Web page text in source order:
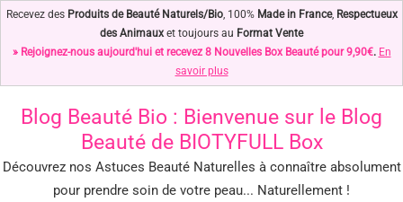
Recevez des Produits de Beauté Naturels/Bio, 100% Made in France, Respectueux
des Animauxet toujours au Format Vente
» Rejoignez-nous aujourd'hui et recevez 8 Nouvelles Box Beauté pour 9,90€. En
savoir plus
Blog Beauté Bio : Bienvenue sur le Blog
Beauté de BIOTYFULL Box
Découvrez nos Astuces Beauté Naturelles à connaître absolument
pour prendre soin de votre peau... Naturellement !